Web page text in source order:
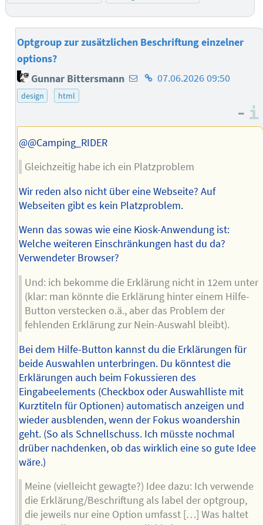
Optgroup zur zusätzlichen Beschriftung einzelner
options?
Gunnar Bittersmann E-
des
Homepage
07.06.2026 09:50
design html
–
@@Camping_RIDER
Gleichzeitig habe ich ein Platzproblem
Wir reden also nicht über eine Webseite? Auf
Webseiten gibt es kein Platzproblem.
Wenn das sowas wie eine Kiosk-Anwendung ist:
Welche weiteren Einschränkungen hast du da?
Verwendeter Browser?
Und: ich bekomme die Erklärung nicht in 12em unter
(klar: man könnte die Erklärung hinter einem Hilfe-
Button verstecken o.ä., aber das Problem der
fehlenden Erklärung zur Nein-Auswahl bleibt).
Bei dem Hilfe-Button kannst du die Erklärungen für
beide Auswahlen unterbringen. Du könntest die
Erklärungen auch beim Fokussieren des
Eingabeelements (Checkbox oder Auswahlliste mit
Kurztiteln für Optionen) automatisch anzeigen und
wieder ausblenden, wenn der Fokus woandershin
geht. (So als Schnellschuss. Ich müsste nochmal
drüber nachdenken, ob das wirklich eine so gute Idee
wäre.)
Meine (vielleicht gewagte?) Idee dazu: Ich verwende
die Erklärung/Beschriftung als label der optgroup,
die jeweils nur eine Option umfasst […] Was haltet